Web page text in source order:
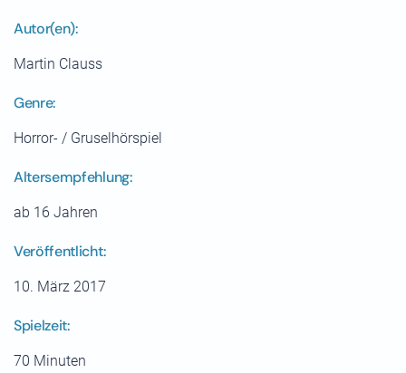
Autor(en):
Martin Clauss
Genre:
Horror- / Gruselhörspiel
Altersempfehlung:
ab 16 Jahren
Veröffentlicht:
10. März 2017
Spielzeit:
70 Minuten